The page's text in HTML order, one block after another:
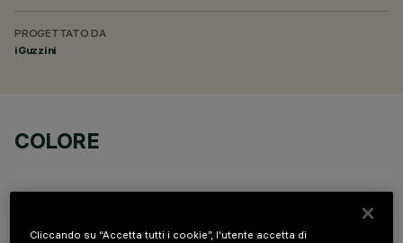
PROGETTATO DA
iGuzzini
COLORE
Cliccando su “Accetta tutti i cookie”, l'utente accetta di